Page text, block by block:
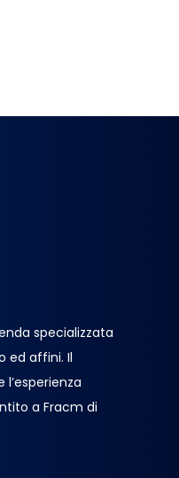
specializzata
ed affini. Il
a Fracm di